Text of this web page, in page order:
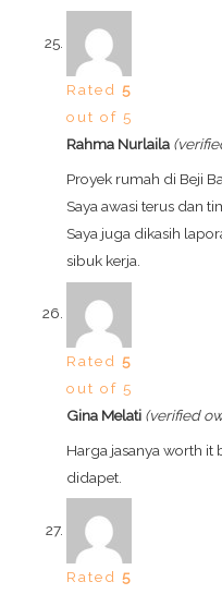
Rated5
out of 5
Rahma Nurlaila
Proyek rumah di Beji
Saya awasi terus dan
Saya juga dikasih
sibuk kerja.
Rated5
out of 5
Gina Melati (verified
Harga jasanya worth
didapet.
Rated5